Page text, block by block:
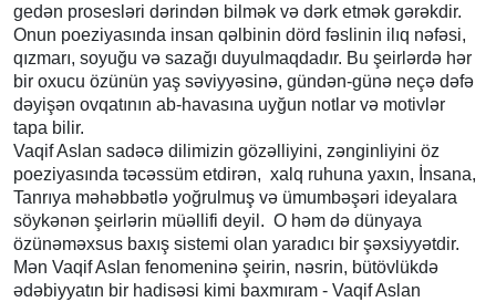
gedən prosesləri dərindən bilmək və dərk etmək gərəkdir.
Onun poeziyasında insan qəlbinin dörd fəslinin ilıq nəfəsi,
qızmarı, soyuğu və sazağı duyulmaqdadır. Bu şeirlərdə hər
bir oxucu özünün yaş səviyyəsinə, gündən-günə neçə dəfə
dəyişən ovqatının ab-havasına uyğun notlar və motivlər
tapa bilir.
Vaqif Aslan sadəcə dilimizin gözəlliyini, zənginliyini öz
poeziyasında təcəssüm etdirən, xalq ruhuna yaxın, İnsana,
Tanrıya məhəbbətlə yoğrulmuş və ümumbəşəri ideyalara
söykənən şeirlərin müəllifi deyil. O həm də dünyaya
özünəməxsus baxış sistemi olan yaradıcı bir şəxsiyyətdir.
Mən Vaqif Aslan fenomeninə şeirin, nəsrin, bütövlükdə
ədəbiyyatın bir hadisəsi kimi baxmıram - Vaqif Aslan